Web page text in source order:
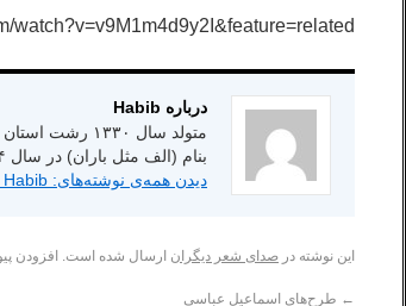
watch?v=v9M1m4d9y2I&feature=related
درباره Habib
بنام (الف مثل باران) در سال ۱۳۸۴ در ایران توسط انتشارات شاعر امروز.
دیدن همه‌ی نوشته‌های: Habib
این نوشته در صدای شعر دیگران ارسال شده است. افزودن
← طرح‌های اسماعیل عباسی